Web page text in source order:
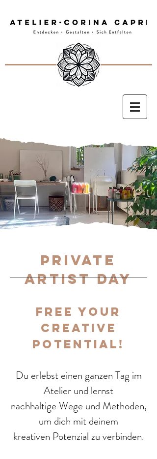
private
artist day
Free your
creative
potential!
Du erlebst einen ganzen Tag im
Atelier und lernst
nachhaltige Wege und Methoden,
um dich mit deinem
kreativen Potenzial zu verbinden.